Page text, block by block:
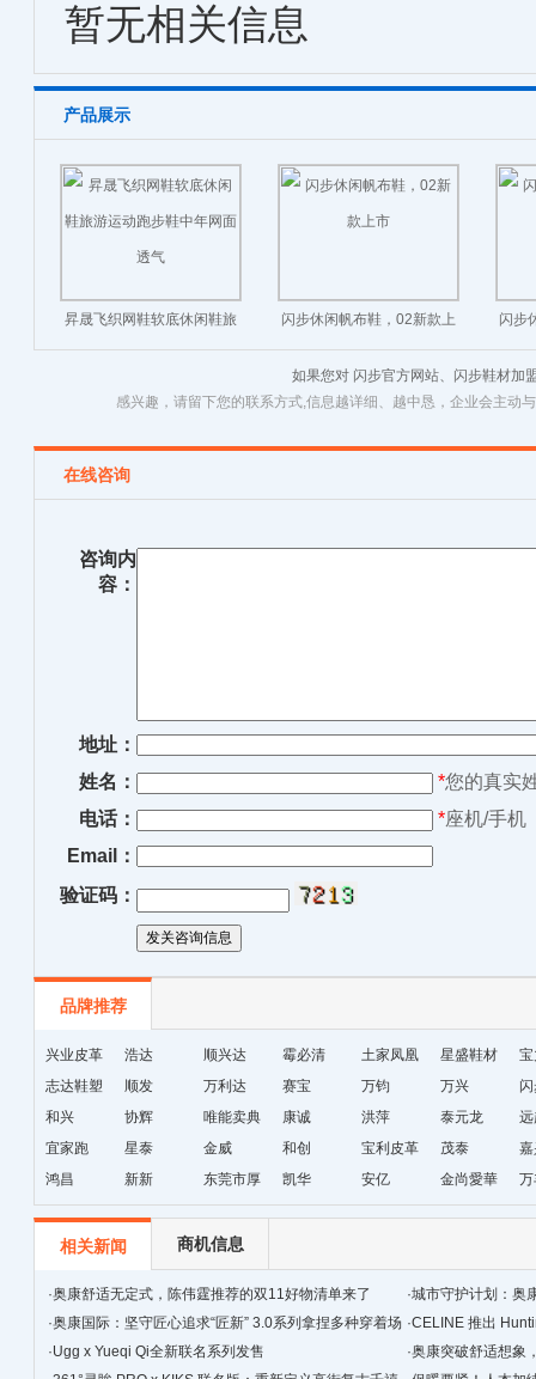
暂无相关信息
产品展示
昇晟飞织网鞋软底休闲鞋旅
游运动跑步鞋中年网面透气
闪步休闲帆布鞋，02新款上
市
闪步
如果您对 闪步官方网站、闪步鞋材加
感兴趣，请留下您的联系方式,信息越详细、越中恳，企业会主动
在线咨询
咨询内
容：
地址：
姓名：
*您的真实
电话：
*座机/手机
Email：
验证码：
品牌推荐
兴业皮革 浩达 顺兴达 霉必清
土家凤凰
十字绣鞋
垫厂
星盛鞋材
志达鞋塑
顺发 万利达 赛宝 万钧 万兴
和兴
协辉 唯能卖典 康诚 洪萍 泰元龙
宜家跑
星泰 金威 和创 宝利皮革 茂泰
鸿昌
新新
东莞市厚
街天逸皮
革
凯华 安亿 金尚愛華
相关新闻 商机信息
·奥康舒适无定式，陈伟霆推荐的双11好物清单来了 ·城市守护计划：奥
·奥康国际：坚守匠心追求“匠新” 3.0系列拿捏多种穿着场
景
·CELINE 推出
·Ugg x Yueqi Qi全新联名系列发售 ·奥康突破舒适想象